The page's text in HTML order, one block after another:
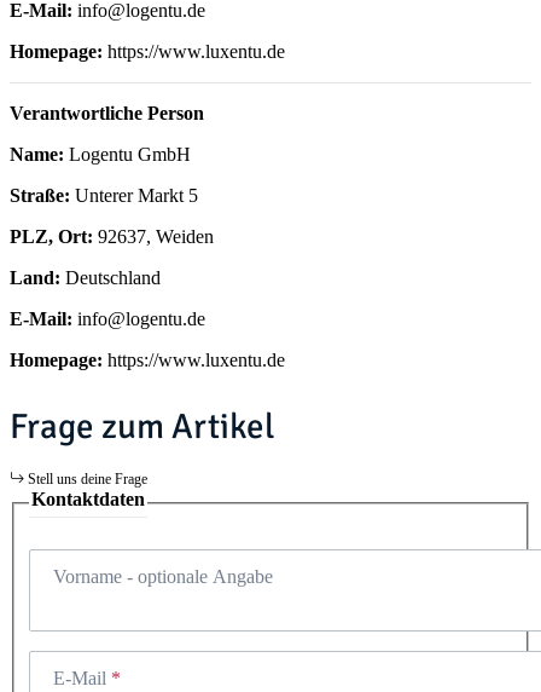
E-Mail: info@logentu.de
Homepage: https://www.luxentu.de
Verantwortliche Person
Name: Logentu GmbH
Straße: Unterer Markt 5
PLZ, Ort: 92637, Weiden
Land: Deutschland
E-Mail: info@logentu.de
Homepage: https://www.luxentu.de
Frage zum Artikel
Stell uns deine Frage
Kontaktdaten
Vorname - optionale Angabe
E-Mail